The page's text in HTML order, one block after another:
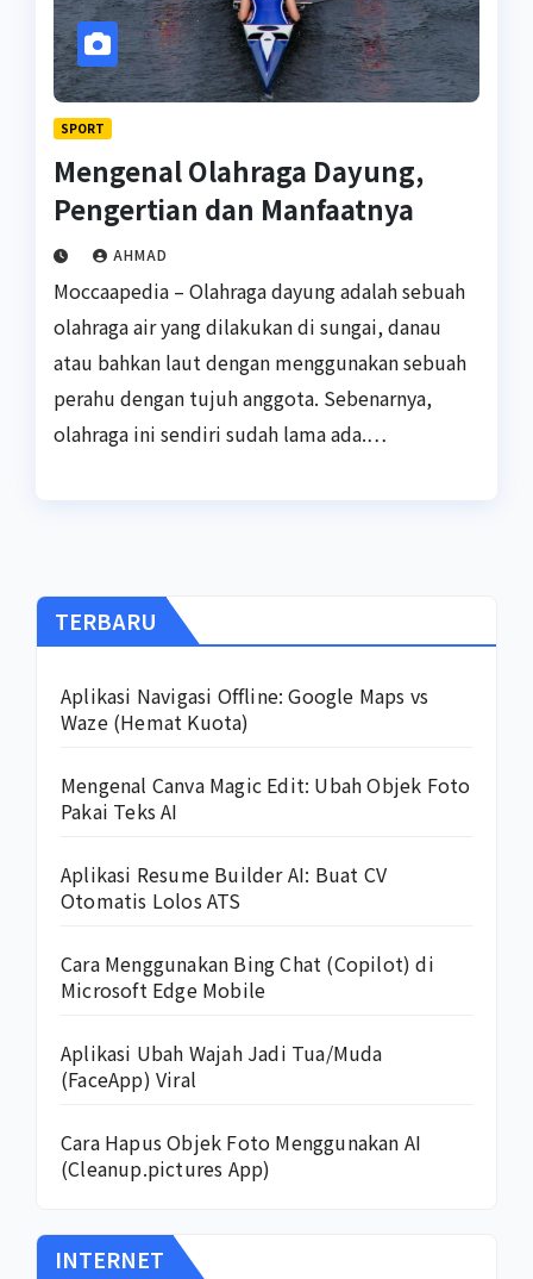
SPORT
Mengenal Olahraga Dayung,
Pengertian dan Manfaatnya
AHMAD
Moccaapedia – Olahraga dayung adalah sebuah
olahraga air yang dilakukan di sungai, danau
atau bahkan laut dengan menggunakan sebuah
perahu dengan tujuh anggota. Sebenarnya,
olahraga ini sendiri sudah lama ada.…
TERBARU
Aplikasi Navigasi Offline: Google Maps vs
Waze (Hemat Kuota)
Mengenal Canva Magic Edit: Ubah Objek Foto
Pakai Teks AI
Aplikasi Resume Builder AI: Buat CV
Otomatis Lolos ATS
Cara Menggunakan Bing Chat (Copilot) di
Microsoft Edge Mobile
Aplikasi Ubah Wajah Jadi Tua/Muda
(FaceApp) Viral
Cara Hapus Objek Foto Menggunakan AI
(Cleanup.pictures App)
INTERNET